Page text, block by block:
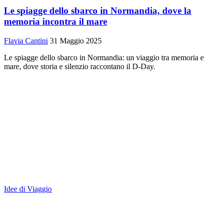
Le spiagge dello sbarco in Normandia, dove la
memoria incontra il mare
Flavia Cantini 31 Maggio 2025
Le spiagge dello sbarco in Normandia: un viaggio tra memoria e
mare, dove storia e silenzio raccontano il D-Day.
Idee di Viaggio